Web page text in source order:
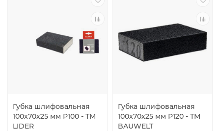
Губка шлифовальная
100х70х25 мм Р100 - ТМ
LIDER
Губка шлифовальная
100х70х25 мм Р120 - ТМ
BAUWELT